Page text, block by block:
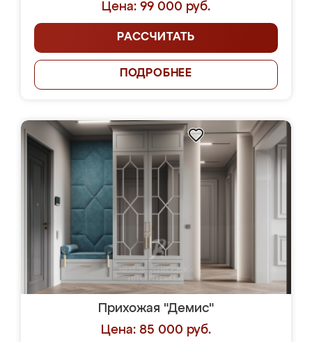
Цена: 99 000 руб.
РАССЧИТАТЬ
ПОДРОБНЕЕ
Прихожая "Демис"
Цена: 85 000 руб.